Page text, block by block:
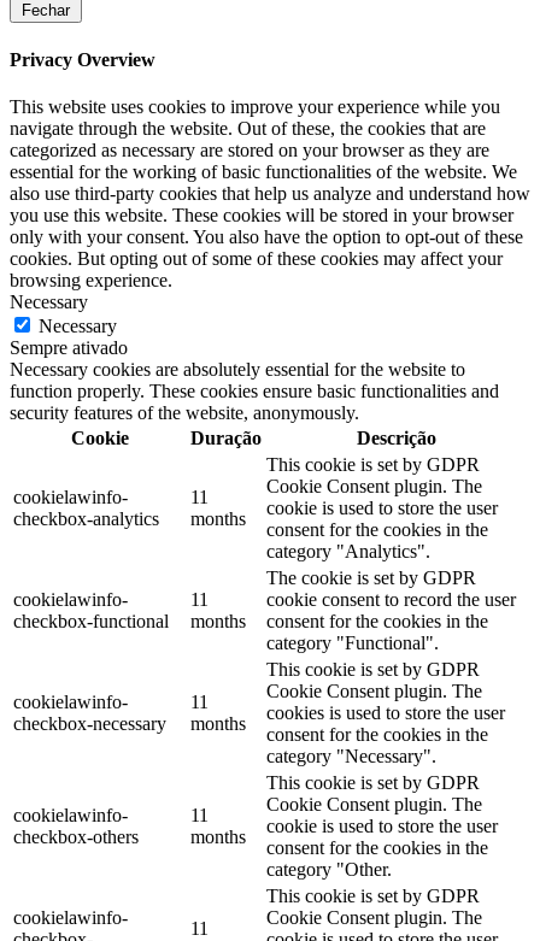
Fechar
Privacy Overview
This website uses cookies to improve your experience while you
navigate through the website. Out of these, the cookies that are
categorized as necessary are stored on your browser as they are
essential for the working of basic functionalities of the website. We
also use third-party cookies that help us analyze and understand how
you use this website. These cookies will be stored in your browser
only with your consent. You also have the option to opt-out of these
cookies. But opting out of some of these cookies may affect your
browsing experience.
Necessary
Necessary
Sempre ativado
Necessary cookies are absolutely essential for the website to
function properly. These cookies ensure basic functionalities and
security features of the website, anonymously.
Cookie
Duração Descrição
cookielawinfo-
checkbox-analytics
11
months
This cookie is set by GDPR
Cookie Consent plugin. The
cookie is used to store the user
consent for the cookies in the
category "Analytics".
cookielawinfo-
checkbox-functional
11
months
The cookie is set by GDPR
cookie consent to record the user
consent for the cookies in the
category "Functional".
cookielawinfo-
checkbox-necessary
11
months
This cookie is set by GDPR
Cookie Consent plugin. The
cookies is used to store the user
consent for the cookies in the
category "Necessary".
cookielawinfo-
checkbox-others
11
months
This cookie is set by GDPR
Cookie Consent plugin. The
cookie is used to store the user
consent for the cookies in the
category "Other.
cookielawinfo-
11
This cookie is set by GDPR
Cookie Consent plugin. The